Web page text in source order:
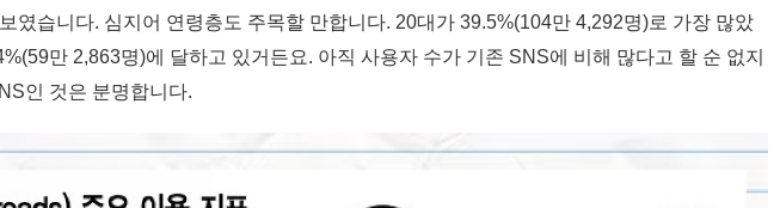
였습니다. 심지어 연령층도 주목할 만합니다. 20대가 39.5%(104만 4,292명)로 가장 많았
만 2,863명)에 달하고 있거든요. 아직 사용자 수가 기존 SNS에 비해 많다고 할 순 없지
인 것은 분명합니다.